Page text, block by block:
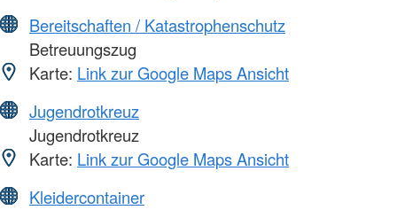
Bereitschaften / Katastrophenschutz
Betreuungszug
Karte: Link zur Google Maps Ansicht
Jugendrotkreuz
Jugendrotkreuz
Karte: Link zur Google Maps Ansicht
Kleidercontainer